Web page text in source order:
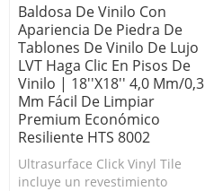
Baldosa De Vinilo Con
Apariencia De Piedra De
Tablones De Vinilo De Lujo
LVT Haga Clic En Pisos De
Vinilo | 18''x18'' 4,0 Mm/0,3
Mm Fácil De Limpiar
Premium Económico
Resiliente HTS 8002
Ultrasurface Click Vinyl Tile
incluye un revestimiento